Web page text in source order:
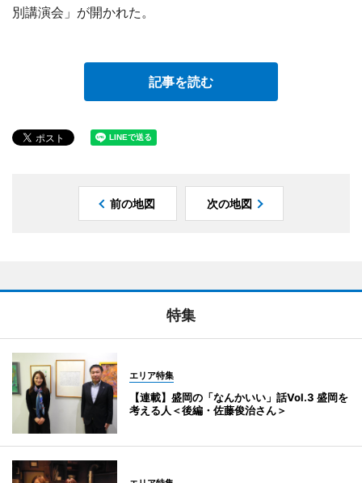
別講演会」が開かれた。
記事を読む
前の地図 次の地図
特集
エリア特集
【連載】盛岡の「なんかいい」話Vol.3 盛岡を
考える人＜後編・佐藤俊治さん＞